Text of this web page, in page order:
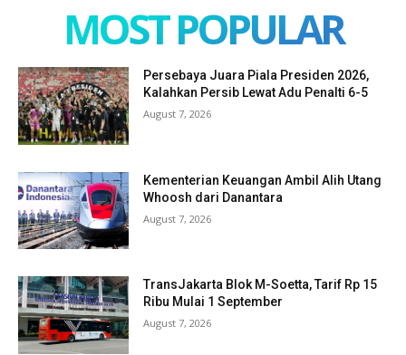
MOST POPULAR
Persebaya Juara Piala Presiden 2026,
Kalahkan Persib Lewat Adu Penalti 6-5
August 7, 2026
Kementerian Keuangan Ambil Alih Utang
Whoosh dari Danantara
August 7, 2026
TransJakarta Blok M-Soetta, Tarif Rp 15
Ribu Mulai 1 September
August 7, 2026